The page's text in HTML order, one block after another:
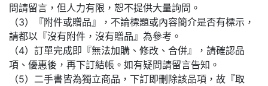
問請留言，但人力有限，恕不提供大量詢問。
（3）『附件或贈品』，不論標題或內容簡介是否有標示，
請都以『沒有附件，沒有贈品』為參考。
（4）訂單完成即『無法加購、修改、合併』，請確認品
項、優惠後，再下訂結帳。如有疑問請留言告知。
（5）二手書皆為獨立商品，下訂即刪除該品項，故『取